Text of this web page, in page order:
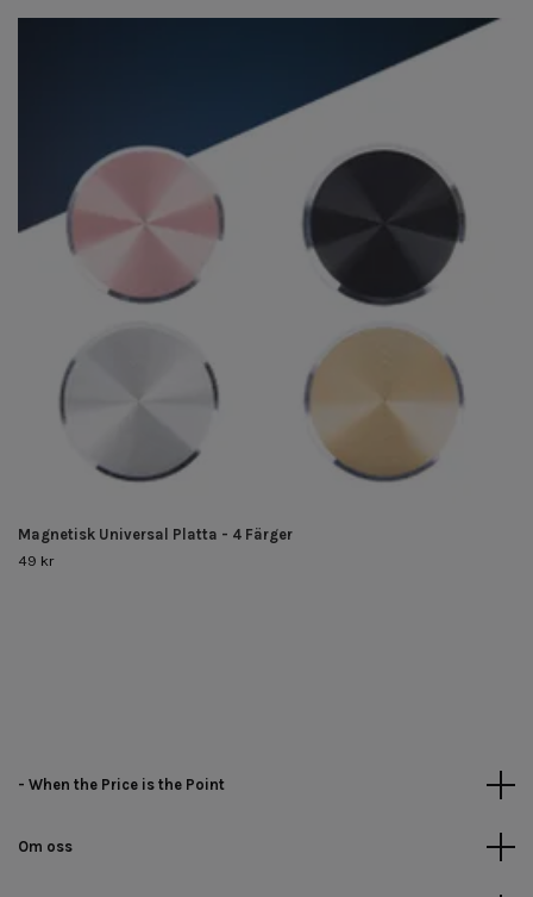
Magnetisk Universal Platta - 4 Färger
49 kr
- When the Price is the Point
Om oss